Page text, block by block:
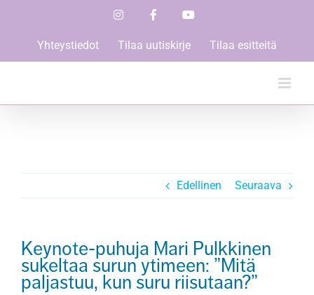
InstagramFacebook
Yhteystiedot Tilaa uutiskirje Tilaa esitteitä
Edellinen Seuraava
Keynote-puhuja Mari Pulkkinen
sukeltaa surun ytimeen: ”Mitä
paljastuu, kun suru riisutaan?”